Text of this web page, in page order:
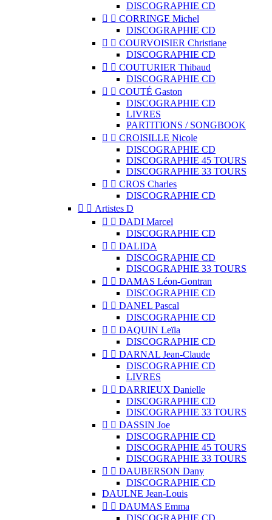
DISCOGRAPHIE CD
  CORRINGE Michel
DISCOGRAPHIE CD
  COURVOISIER Christiane
DISCOGRAPHIE CD
  COUTURIER Thibaud
DISCOGRAPHIE CD
  COUTÉ Gaston
DISCOGRAPHIE CD
LIVRES
PARTITIONS / SONGBOOK
  CROISILLE Nicole
DISCOGRAPHIE CD
DISCOGRAPHIE 45 TOURS
DISCOGRAPHIE 33 TOURS
  CROS Charles
DISCOGRAPHIE CD
  Artistes D
  DADI Marcel
DISCOGRAPHIE CD
  DALIDA
DISCOGRAPHIE CD
DISCOGRAPHIE 33 TOURS
  DAMAS Léon-Gontran
DISCOGRAPHIE CD
  DANEL Pascal
DISCOGRAPHIE CD
  DAQUIN Leïla
DISCOGRAPHIE CD
  DARNAL Jean-Claude
DISCOGRAPHIE CD
LIVRES
  DARRIEUX Danielle
DISCOGRAPHIE CD
DISCOGRAPHIE 33 TOURS
  DASSIN Joe
DISCOGRAPHIE CD
DISCOGRAPHIE 45 TOURS
DISCOGRAPHIE 33 TOURS
  DAUBERSON Dany
DISCOGRAPHIE CD
DAULNE Jean-Louis
  DAUMAS Emma
DISCOGRAPHIE CD